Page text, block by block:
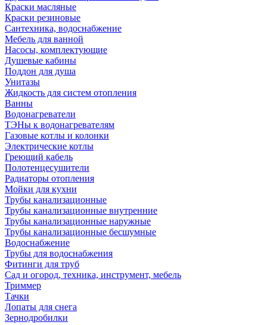
Краски масляные
Краски резиновые
Сантехника, водоснабжение
Мебель для ванной
Насосы, комплектующие
Душевые кабины
Поддон для душа
Унитазы
Жидкость для систем отопления
Ванны
Водонагреватели
ТЭНы к водонагревателям
Газовые котлы и колонки
Электрические котлы
Греющий кабель
Полотенцесушители
Радиаторы отопления
Мойки для кухни
Трубы канализационные
Трубы канализационные внутренние
Трубы канализационные наружные
Трубы канализационные бесшумные
Водоснабжение
Трубы для водоснабжения
Фитинги для труб
Сад и огород, техника, инструмент, мебель
Триммер
Тачки
Лопаты для снега
Зернодробилки